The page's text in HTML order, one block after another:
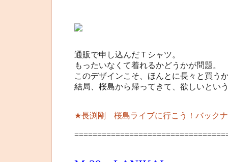
通販で申し込んだＴシャツ。
もったいなくて着れるかどうかが問題。
このデザインこそ、ほんとに長々と買う
結局、桜島から帰ってきて、欲しいとい
★長渕剛 桜島ライブに行こう！バック